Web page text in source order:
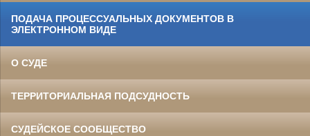
ПОДАЧА ПРОЦЕССУАЛЬНЫХ ДОКУМЕНТОВ В
ЭЛЕКТРОННОМ ВИДЕ
О СУДЕ
ТЕРРИТОРИАЛЬНАЯ ПОДСУДНОСТЬ
СУДЕЙСКОЕ СООБЩЕСТВО